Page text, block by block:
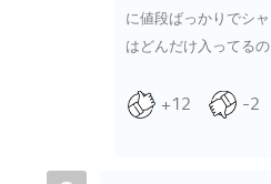
に値段ばっかりでシ
はどんだけ入ってる
+12 -2